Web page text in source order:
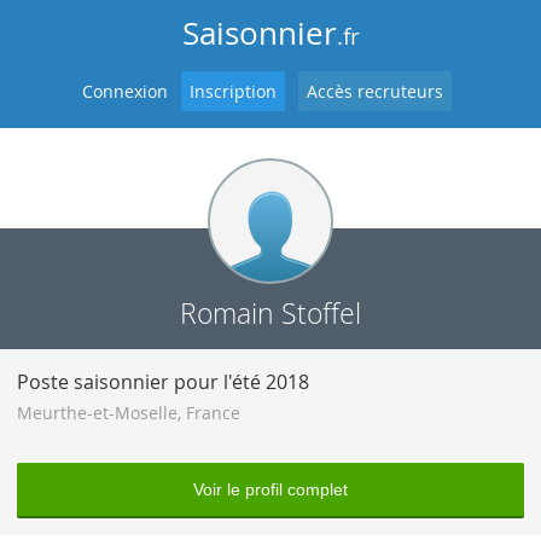
Saisonnier.fr
Connexion Inscription Accès recruteurs
Romain Stoffel
Poste saisonnier pour l'été 2018
Meurthe-et-Moselle, France
Voir le profil complet